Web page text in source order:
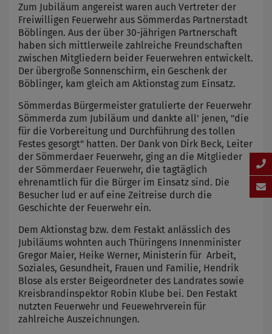
Zum Jubiläum angereist waren auch Vertreter der
Freiwilligen Feuerwehr aus Sömmerdas Partnerstadt
Böblingen. Aus der über 30-jährigen Partnerschaft
haben sich mittlerweile zahlreiche Freundschaften
zwischen Mitgliedern beider Feuerwehren entwickelt.
Der übergroße Sonnenschirm, ein Geschenk der
Böblinger, kam gleich am Aktionstag zum Einsatz.
Sömmerdas Bürgermeister gratulierte der Feuerwehr
Sömmerda zum Jubiläum und dankte all' jenen, "die
für die Vorbereitung und Durchführung des tollen
Festes gesorgt" hatten. Der Dank von Dirk Beck, Leiter
der Sömmerdaer Feuerwehr, ging an die Mitglieder
der Sömmerdaer Feuerwehr, die tagtäglich
ehrenamtlich für die Bürger im Einsatz sind. Die
Besucher lud er auf eine Zeitreise durch die
Geschichte der Feuerwehr ein.
Dem Aktionstag bzw. dem Festakt anlässlich des
Jubiläums wohnten auch Thüringens Innenminister
Gregor Maier, Heike Werner, Ministerin für Arbeit,
Soziales, Gesundheit, Frauen und Familie, Hendrik
Blose als erster Beigeordneter des Landrates sowie
Kreisbrandinspektor Robin Klube bei. Den Festakt
nutzten Feuerwehr und Feuewehrverein für
zahlreiche Auszeichnungen.